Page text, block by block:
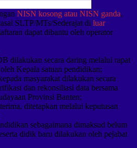
NISN kosong atau NISN ganda,
SLTP/MTs/Sederajat di luar
dapat dibantu oleh operator
dilakukan secara daring melalui rapat
Kepala satuan pendidikan;
masyarakat dilakukan secara
dan rekonsiliasi data bersama
Provinsi Banten;
ditetapkan melalui keputusan
sebagaimana dimaksud belum
didik baru dilakukan oleh pejabat